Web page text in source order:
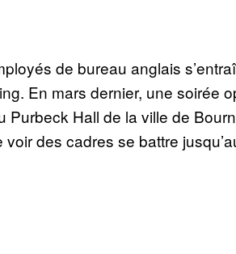
de bureau anglais
En mars dernier, une soirée
Hall de la ville de
des cadres se battre